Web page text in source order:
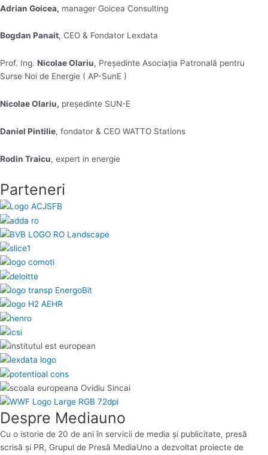
Adrian Goicea, manager Goicea Consulting
Bogdan Panait, CEO & Fondator Lexdata
Prof. Ing. Nicolae Olariu, Președinte Asociația Patronală pentru
Surse Noi de Energie ( AP-SunE )
Nicolae Olariu, președinte SUN-E
Daniel Pintilie, fondator & CEO WATTO Stations
Rodin Traicu, expert in energie
Parteneri
Despre Mediauno
Cu o istorie de 20 de ani în servicii de media și publicitate, presă
scrisă și PR, Grupul de Presă MediaUno a dezvoltat proiecte de